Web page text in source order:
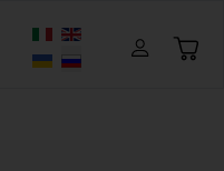
Выберите язык